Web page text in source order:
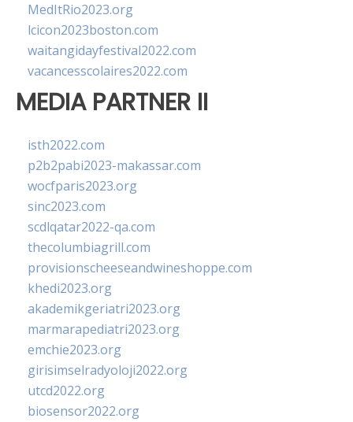
MedItRio2023.org
lcicon2023boston.com
waitangidayfestival2022.com
vacancesscolaires2022.com
MEDIA PARTNER II
isth2022.com
p2b2pabi2023-makassar.com
wocfparis2023.org
sinc2023.com
scdlqatar2022-qa.com
thecolumbiagrill.com
provisionscheeseandwineshoppe.com
khedi2023.org
akademikgeriatri2023.org
marmarapediatri2023.org
emchie2023.org
girisimselradyoloji2022.org
utcd2022.org
biosensor2022.org